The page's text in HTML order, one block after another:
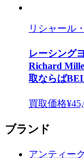
リシャール
レーシング
Richard
取ならば
買取価格
ブランド
アンティー